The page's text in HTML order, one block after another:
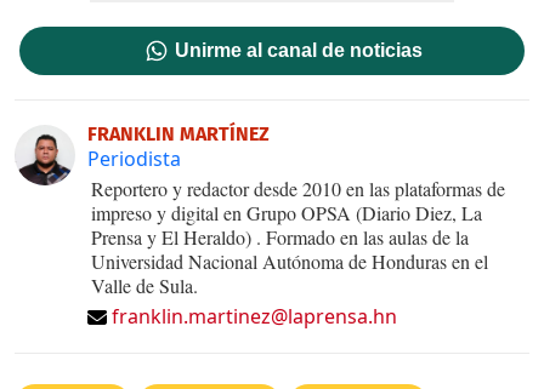
Unirme al canal de noticias
FRANKLIN MARTÍNEZ
Periodista
Reportero y redactor desde 2010 en las plataformas de
impreso y digital en Grupo OPSA (Diario Diez, La
Prensa y El Heraldo) . Formado en las aulas de la
Universidad Nacional Autónoma de Honduras en el
Valle de Sula.
franklin.martinez@laprensa.hn